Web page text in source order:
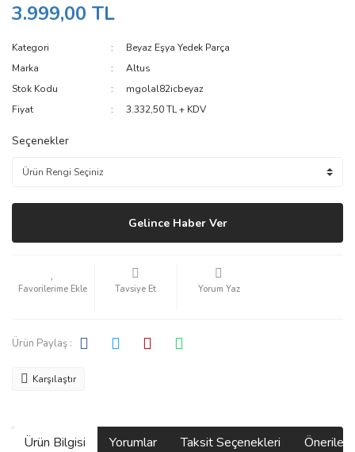
3.999,00 TL
Kategori
Beyaz Eşya Yedek Parça
Marka
Altus
Stok Kodu
mgolal82icbeyaz
Fiyat
3.332,50 TL + KDV
Seçenekler
Gelince Haber Ver
Tavsiye Et Yorum Yaz
Ürün Paylaş :
Karşılaştır
Ürün Bilgisi Yorumlar Taksit Seçenekleri